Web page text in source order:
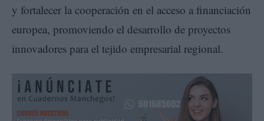
y fortalecer la cooperación en el acceso a financiación
europea, promoviendo el desarrollo de proyectos
innovadores para el tejido empresarial regional.